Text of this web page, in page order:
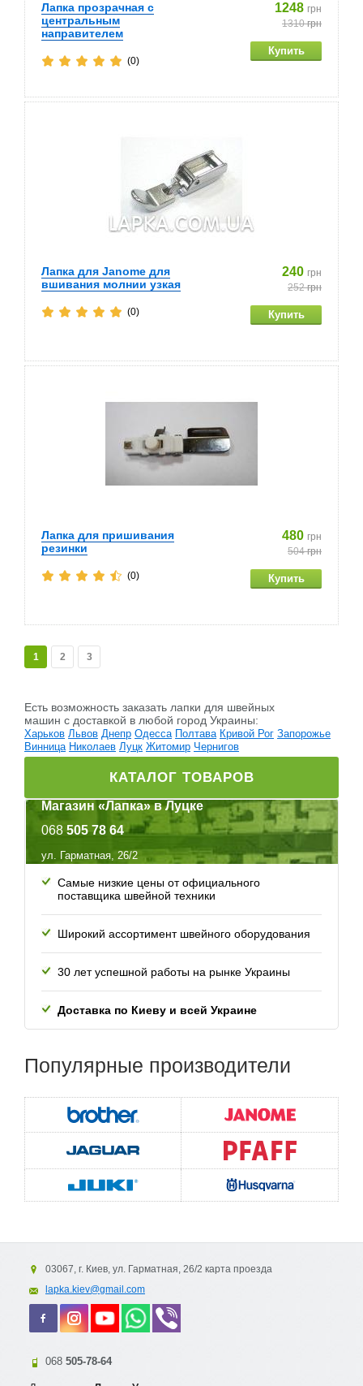
Лапка прозрачная с
центральным
направителем
1248 грн
1310грн
(0)
Лапка для Janome для
вшивания молнии узкая
240 грн
252грн
(0)
Лапка для пришивания
резинки
480 грн
504грн
(0)
1 2 3
Есть возможность заказать лапки для швейных
машин c доставкой в любой город Украины:
Харьков Львов Днепр Одесса Полтава Кривой Рог Запорожье
Винница Николаев Луцк Житомир Чернигов
КАТАЛОГ ТОВАРОВ
Магазин «Лапка» в Луцке
068 505 78 64
ул. Гарматная, 26/2
Самые низкие цены от официального
поставщика швейной техники
Широкий ассортимент швейного оборудования
30 лет успешной работы на рынке Украины
Доставка по Киеву и всей Украине
Популярные производители
03067, г. Киев, ул. Гарматная, 26/2 карта проезда
lapka.kiev@gmail.com
068 505-78-64